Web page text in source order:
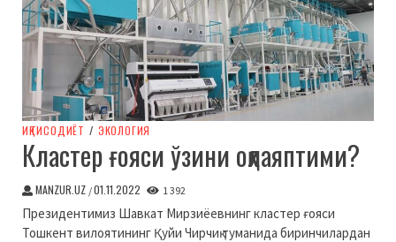
ИҚТИСОДИЁТ / ЭКОЛОГИЯ
Кластер ғояси ўзини оқлаяптими?
MANZUR.UZ /01.11.2022 1 392
Президентимиз Шавкат Мирзиёевнинг кластер ғояси
Тошкент вилоятининг Қуйи Чирчиқ туманида биринчилардан